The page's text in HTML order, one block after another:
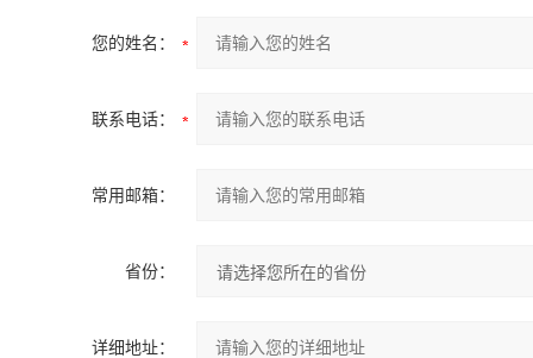
您的姓名：
联系电话：
常用邮箱：
省份：
详细地址：